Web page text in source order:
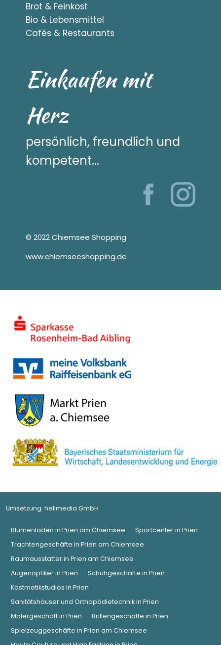
Brot & Feinkost
Bio & Lebensmittel
Cafés & Restaurants
Einkaufen mit
Herz
persönlich, freundlich und
kompetent...
© 2022 Chiemsee Shopping
www.chiemseeshopping.de
Umsetzung: hellmedia GmbH
Blumenladen in Prien am Chiemsee
Sportcenter in Prien
Trachtengeschäfte in Prien am Chiemsee
Raumausstatter in Prien am Chiemsee
Augenoptiker in Prien
Schuhgeschäfte in Prien
Kostmetikstudios in Prien
Sanitätshäuser und Orthopädietechnik in Prien
Malergeschäft in Prien
Brillengeschäfte in Prien
Spielzeuggeschäfte in Prien am Chiemsee